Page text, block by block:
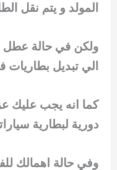
المولد و يتم نقل
ولكن في حالة عطل
الي تبديل
كما انه يجب عليك
دورية لبطارية
وفي حالة اهمالك